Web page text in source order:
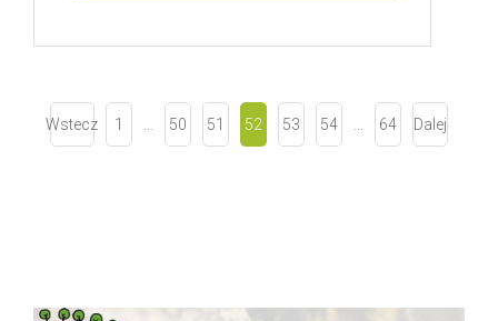
chemiczny. W sumie do wyboru było
Wstecz 1 50 51 52 53 54 64 Dalej